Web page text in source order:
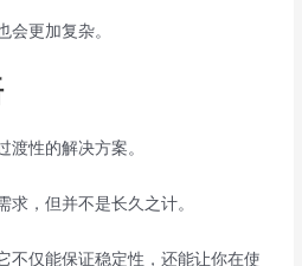
会更加复杂。
渡性的解决方案。
，但并不是长久之计。
不仅能保证稳定性，还能让你在使